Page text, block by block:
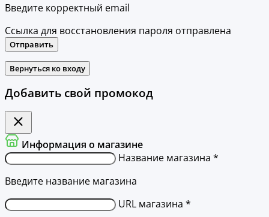
Введите корректный email
Ссылка для восстановления пароля отправлена
Отправить
Вернуться ко входу
Добавить свой промокод
Информация о магазине
Название магазина *
Введите название магазина
URL магазина *